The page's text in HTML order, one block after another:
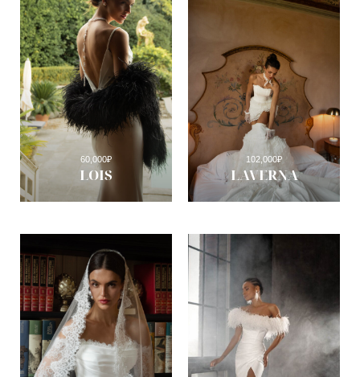
LOIS
60,000₽
LAVERNA
102,000₽